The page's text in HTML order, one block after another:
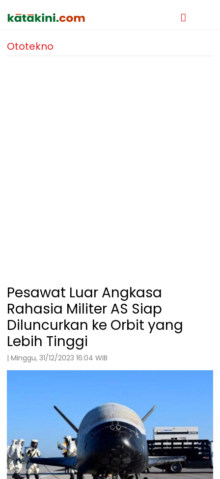
Ototekno
Pesawat Luar Angkasa
Rahasia Militer AS Siap
Diluncurkan ke Orbit yang
Lebih Tinggi
| Minggu, 31/12/2023 16:04 WIB